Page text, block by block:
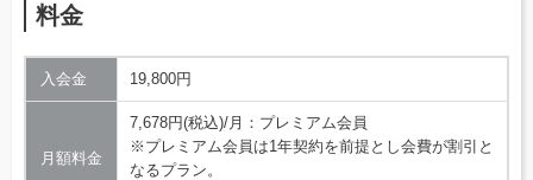
料金
入会金 19,800円
月額料金
7,678円(税込)/月：プレミアム会員
※プレミアム会員は1年契約を前提とし会費が割引と
なるプラン。